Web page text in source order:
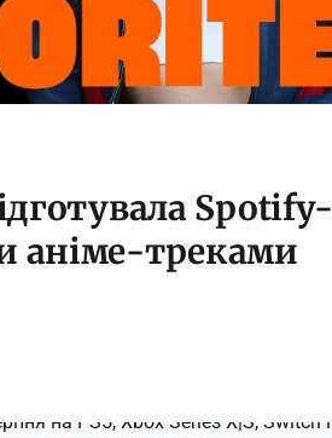
Spotify-
аніме-треками